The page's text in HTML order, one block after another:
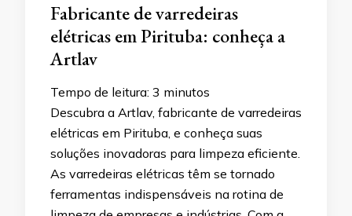
Fabricante de varredeiras
elétricas em Pirituba: conheça a
Artlav
Tempo de leitura: 3 minutos
Descubra a Artlav, fabricante de varredeiras
elétricas em Pirituba, e conheça suas
soluções inovadoras para limpeza eficiente.
As varredeiras elétricas têm se tornado
ferramentas indispensáveis na rotina de